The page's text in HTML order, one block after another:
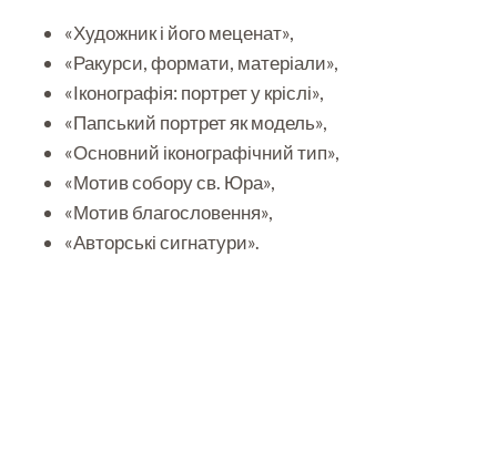
«Художник і його меценат»,
«Ракурси, формати, матеріали»,
«Іконографія: портрет у кріслі»,
«Папський портрет як модель»,
«Основний іконографічний тип»,
«Мотив собору св. Юра»,
«Мотив благословення»,
«Авторські сигнатури».